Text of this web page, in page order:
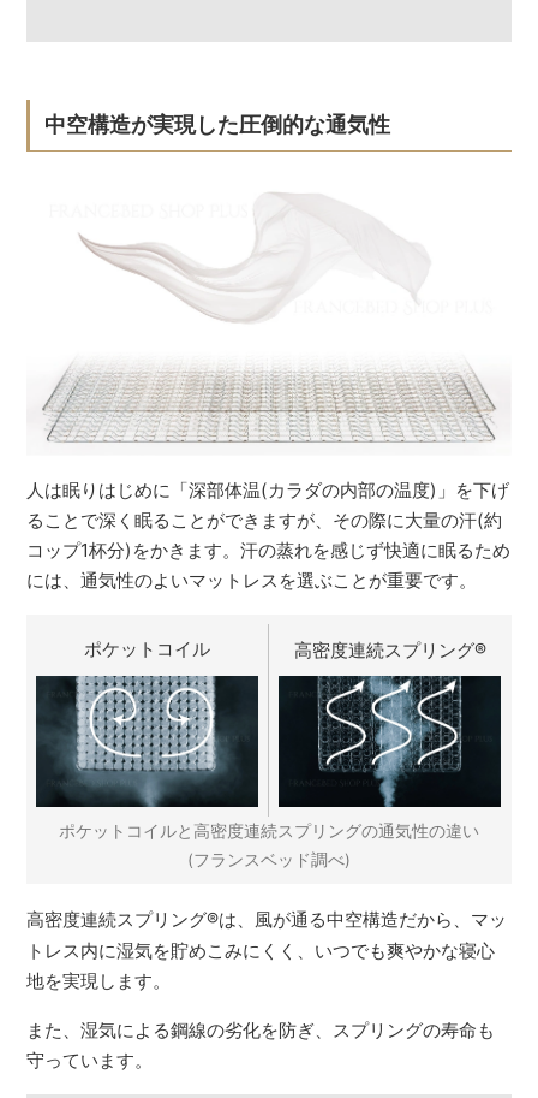
中空構造が実現した圧倒的な通気性
人は眠りはじめに「深部体温(カラダの内部の温度)」を下げ
ることで深く眠ることができますが、その際に大量の汗(約
コップ1杯分)をかきます。汗の蒸れを感じず快適に眠るため
には、通気性のよいマットレスを選ぶことが重要です。
ポケットコイル 高密度連続スプリング®
ポケットコイルと高密度連続スプリングの通気性の違い
(フランスベッド調べ)
高密度連続スプリング®は、風が通る中空構造だから、マッ
トレス内に湿気を貯めこみにくく、いつでも爽やかな寝心
地を実現します。
また、湿気による鋼線の劣化を防ぎ、スプリングの寿命も
守っています。